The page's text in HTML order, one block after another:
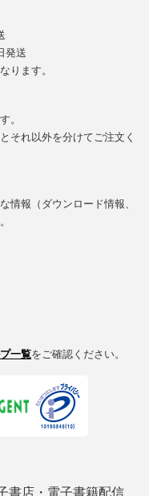
発送
ります。
。
それ以外を分けてご注文く
情報（ダウンロード情報、
一覧をご確認ください。
書店・電子書籍配信